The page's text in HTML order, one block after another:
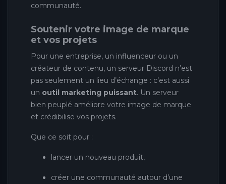
communauté.
Soutenir votre image de marque
et vos projets
Pour une entreprise, un influenceur ou un
créateur de contenu, un serveur Discord n’est
pas seulement un lieu d’échange : c’est aussi
un outil marketing puissant. Un serveur
bien peuplé améliore votre image de marque
et crédibilise vos projets.
Que ce soit pour :
lancer un nouveau produit,
créer une communauté autour d’une